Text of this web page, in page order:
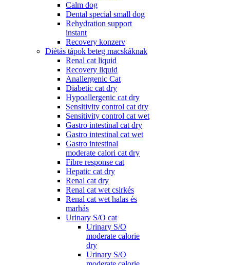
Calm dog
Dental special small dog
Rehydration support
instant
Recovery konzerv
Diétás tápok beteg macskáknak
Renal cat liquid
Recovery liquid
Anallergenic Cat
Diabetic cat dry
Hypoallergenic cat dry
Sensitivity control cat dry
Sensitivity control cat wet
Gastro intestinal cat dry
Gastro intestinal cat wet
Gastro intestinal
moderate calori cat dry
Fibre response cat
Hepatic cat dry
Renal cat dry
Renal cat wet csirkés
Renal cat wet halas és
marhás
Urinary S/O cat
Urinary S/O
moderate calorie
dry
Urinary S/O